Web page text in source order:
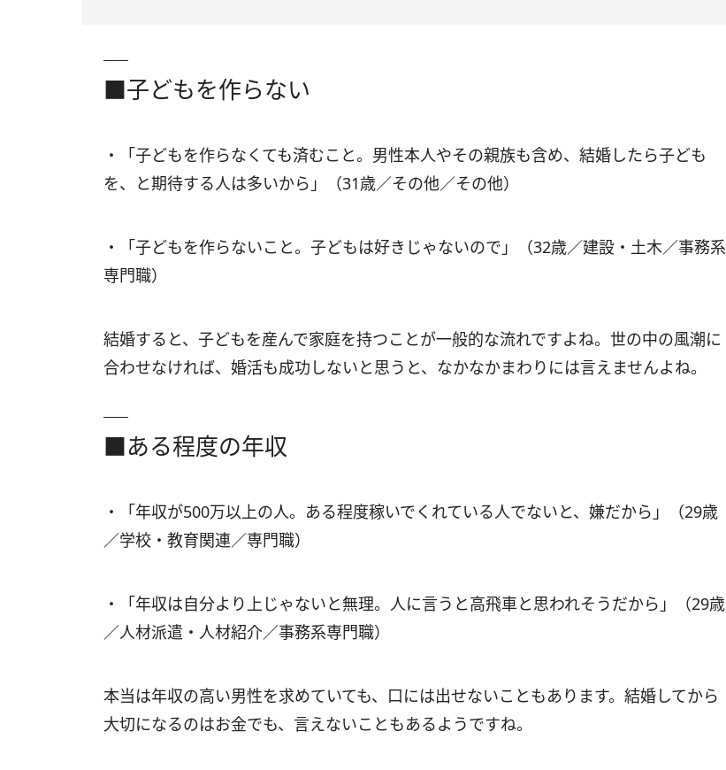
■子どもを作らない
・「子どもを作らなくても済むこと。男性本人やその親族も含め、結婚したら子ども
を、と期待する人は多いから」（31歳／その他／その他）
・「子どもを作らないこと。子どもは好きじゃないので」（32歳／建設・土木／事務系
専門職）
結婚すると、子どもを産んで家庭を持つことが一般的な流れですよね。世の中の風潮に
合わせなければ、婚活も成功しないと思うと、なかなかまわりには言えませんよね。
■ある程度の年収
・「年収が500万以上の人。ある程度稼いでくれている人でないと、嫌だから」（29歳
／学校・教育関連／専門職）
・「年収は自分より上じゃないと無理。人に言うと高飛車と思われそうだから」（29歳
／人材派遣・人材紹介／事務系専門職）
本当は年収の高い男性を求めていても、口には出せないこともあります。結婚してから
大切になるのはお金でも、言えないこともあるようですね。